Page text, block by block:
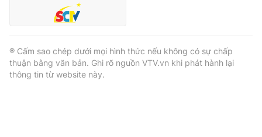
® Cấm sao chép dưới mọi hình thức nếu không có sự chấp
thuận bằng văn bản. Ghi rõ nguồn VTV.vn khi phát hành lại
thông tin từ website này.